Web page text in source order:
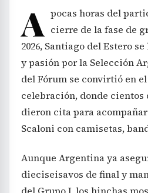
A pocas horas del
cierre de la fase de
2026, Santiago del Estero
y pasión por la Selección
del Fórum se convirtió en
celebración, donde cientos
dieron cita para
Scaloni con camisetas,
Aunque Argentina ya
dieciseisavos de final y